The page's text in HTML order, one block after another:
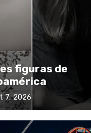
figuras de
7, 2026